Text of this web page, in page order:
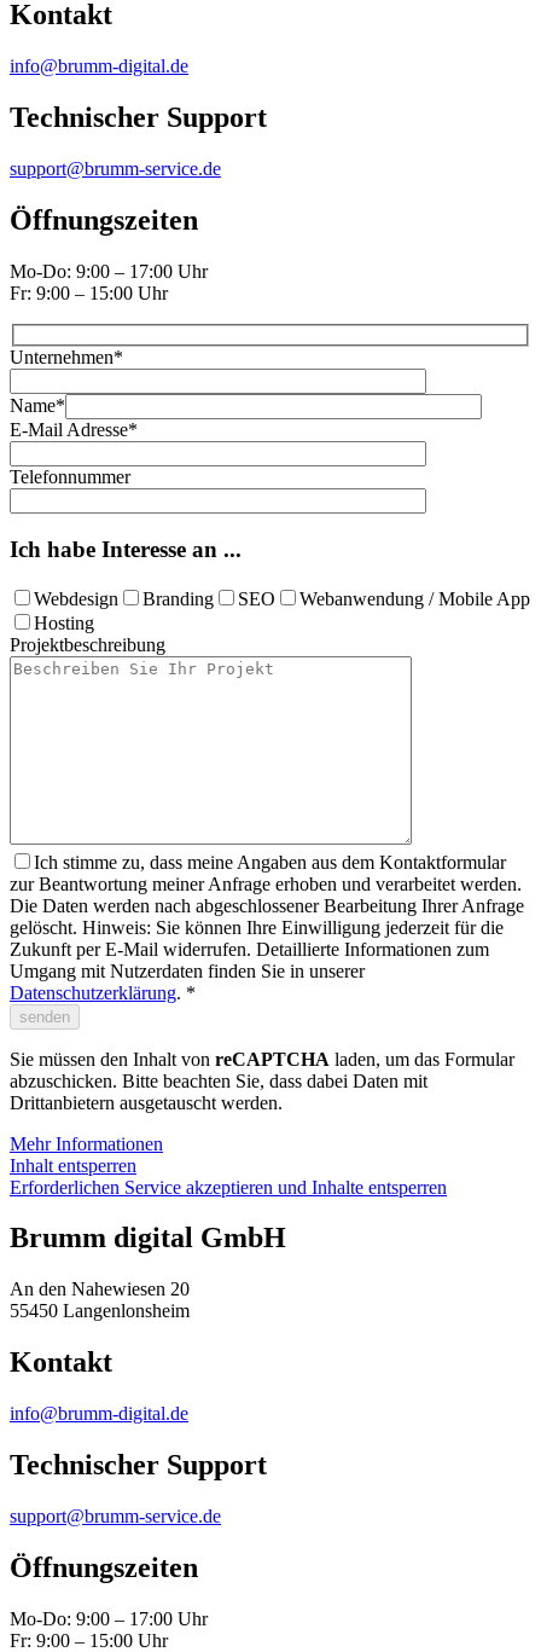
Kontakt
info@brumm-digital.de
Technischer Support
support@brumm-service.de
Öffnungszeiten
Mo-Do: 9:00 – 17:00 Uhr
Fr: 9:00 – 15:00 Uhr
Unternehmen*
Name*
E-Mail Adresse*
Telefonnummer
Ich habe Interesse an ...
Webdesign Branding SEO
Webanwendung / Mobile App
Hosting
Projektbeschreibung
Ich stimme zu, dass meine Angaben aus dem Kontaktformular
zur Beantwortung meiner Anfrage erhoben und verarbeitet werden.
Die Daten werden nach abgeschlossener Bearbeitung Ihrer Anfrage
gelöscht. Hinweis: Sie können Ihre Einwilligung jederzeit für die
Zukunft per E-Mail widerrufen. Detaillierte Informationen zum
Umgang mit Nutzerdaten finden Sie in unserer
Datenschutzerklärung. *
Sie müssen den Inhalt von reCAPTCHA laden, um das Formular
abzuschicken. Bitte beachten Sie, dass dabei Daten mit
Drittanbietern ausgetauscht werden.
Mehr Informationen
Inhalt entsperren
Erforderlichen Service akzeptieren und Inhalte entsperren
Brumm digital GmbH
An den Nahewiesen 20
55450 Langenlonsheim
Kontakt
info@brumm-digital.de
Technischer Support
support@brumm-service.de
Öffnungszeiten
Mo-Do: 9:00 – 17:00 Uhr
Fr: 9:00 – 15:00 Uhr